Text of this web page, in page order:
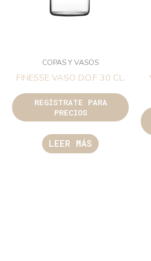
COPAS Y VASOS
FINESSE VASO D.O.F 30 CL.
REGÍSTRATE PARA
PRECIOS
LEER MÁS